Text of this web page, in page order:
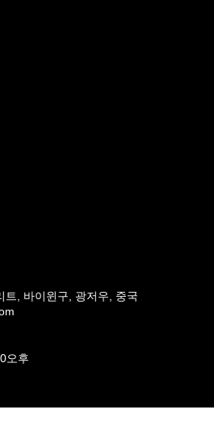
트, 바이윈구, 광저우, 중국
오후